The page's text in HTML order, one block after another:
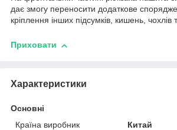
дає змогу переносити додаткове
кріплення інших підсумків, кишень, чохлів
Приховати
Характеристики
Основні
Країна виробник
Китай